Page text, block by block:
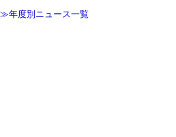
≫年度別ニュース一覧